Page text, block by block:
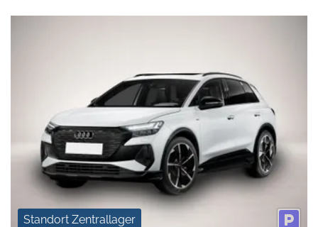
Standort Zentrallager